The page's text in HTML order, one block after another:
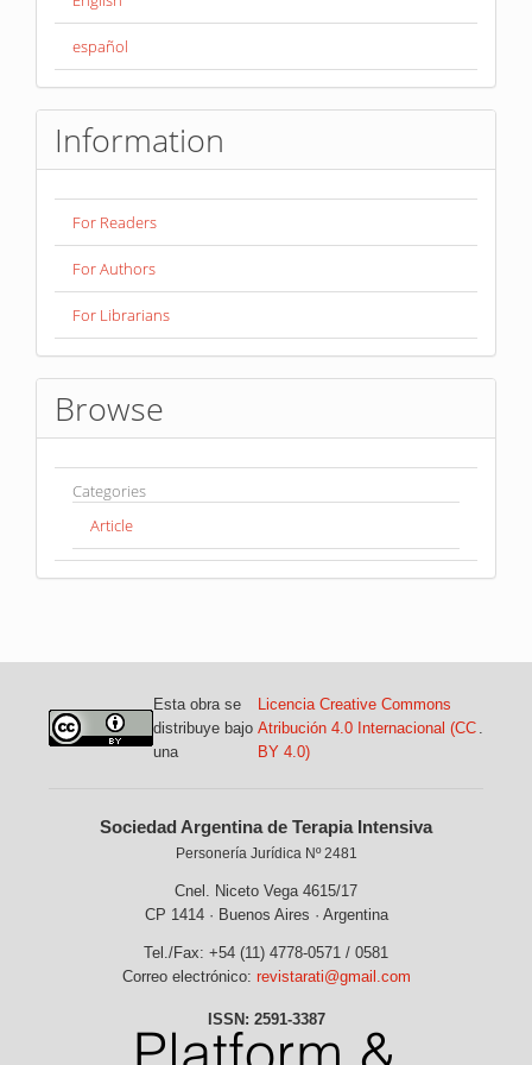
español
Information
For Readers
For Authors
For Librarians
Browse
Categories
Article
Esta obra se
distribuye bajo
una
Licencia Creative Commons
Atribución 4.0 Internacional (CC
BY 4.0)
Sociedad Argentina de Terapia Intensiva
Personería Jurídica Nº 2481
Cnel. Niceto Vega 4615/17
CP 1414 · Buenos Aires · Argentina
Tel./Fax: +54 (11) 4778-0571 / 0581
Correo electrónico: revistarati@gmail.com
ISSN: 2591-3387